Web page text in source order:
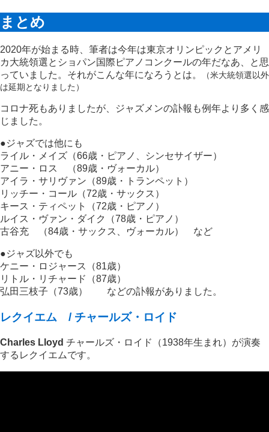
まとめ
2020年が始まる時、筆者は今年は東京オリンピックとアメリ
カ大統領選とショパン国際ピアノコンクールの年だなあ、と思
っていました。それがこんな年になろうとは。
（米大統領選以外
は延期となりました）
コロナ死もありましたが、ジャズメンの訃報も例年より多く感
じました。
●ジャズでは他にも
ライル・メイズ（66歳・ピアノ、シンセサイザー）
アニー・ロス （89歳・ヴォーカル）
アイラ・サリヴァン（89歳・トランペット）
リッチー・コール（72歳・サックス）
キース・ティペット（72歳・ピアノ）
ルイス・ヴァン・ダイク（78歳・ピアノ）
古谷充 （84歳・サックス、ヴォーカル） など
●ジャズ以外でも
ケニー・ロジャース（81歳）
リトル・リチャード（87歳）
弘田三枝子（73歳） などの訃報がありました。
レクイエム / チャールズ・ロイド
Charles Lloyd チャールズ・ロイド（1938年生まれ）が演奏
するレクイエムです。